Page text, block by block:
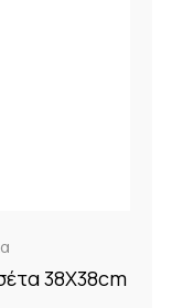
38X38cm